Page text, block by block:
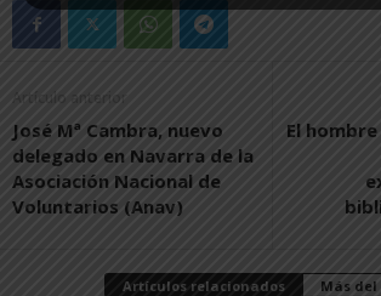
Artículo anterior
José Mª Cambra, nuevo
delegado en Navarra de la
Asociación Nacional de
Voluntarios (Anav)
El
Artículos relacionados Más